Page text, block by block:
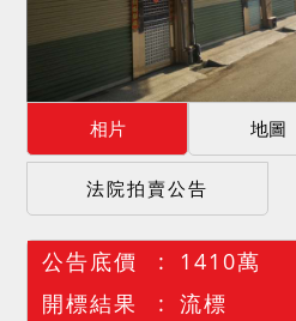
相片 地圖
法院拍賣公告
公告底價
1410萬
開標結果
流標